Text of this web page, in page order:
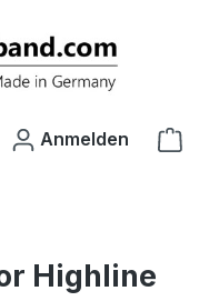
Anmelden
Highline